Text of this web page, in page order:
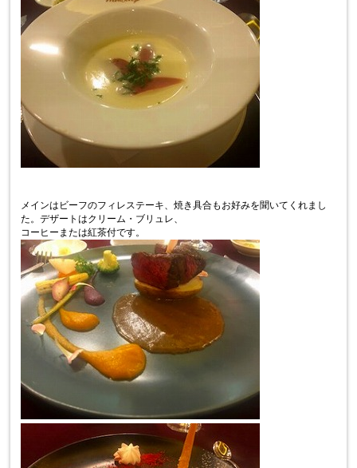
メインはビーフのフィレステーキ、焼き具合もお好みを聞いてくれまし
た。デザートはクリーム・ブリュレ、
コーヒーまたは紅茶付です。